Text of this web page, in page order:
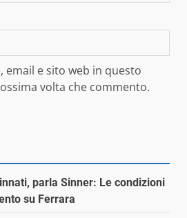
email e sito web in questo
volta che commento.
parla Sinner: Le condizioni
su Ferrara